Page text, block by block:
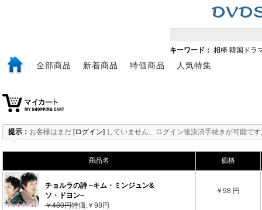
キーワード： 相棒 韓国ドラ
全部商品 新着商品 特価商品 人気特集
提示： お客様はまだ [ログイン] していません、ログイン後決済手続きが可能で
商品名 価格
チョルラの詩 ~キム・ミンジュン&
ソ・ドヨン~
￥480円特価:￥98円
￥98 円